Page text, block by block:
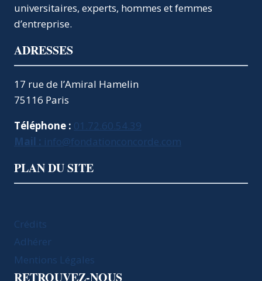
universitaires, experts, hommes et femmes
d’entreprise.
ADRESSES
17 rue de l’Amiral Hamelin
75116 Paris
Téléphone : 01.72.60.54.39
Mail : info@fondationconcorde.com
PLAN DU SITE
Crédits
Adhérer
Mentions Légales
RETROUVEZ-NOUS